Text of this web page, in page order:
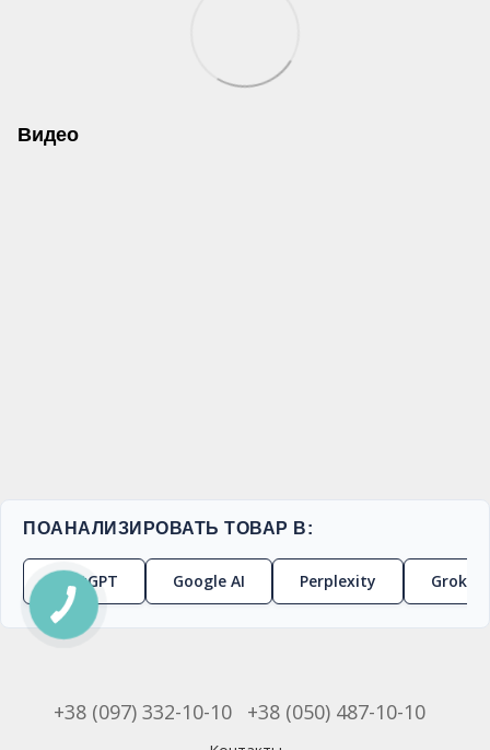
Видео
ПОАНАЛИЗИРОВАТЬ ТОВАР В:
ChatGPT Google AI Perplexity Grok
+38 (097) 332-10-10 +38 (050) 487-10-10